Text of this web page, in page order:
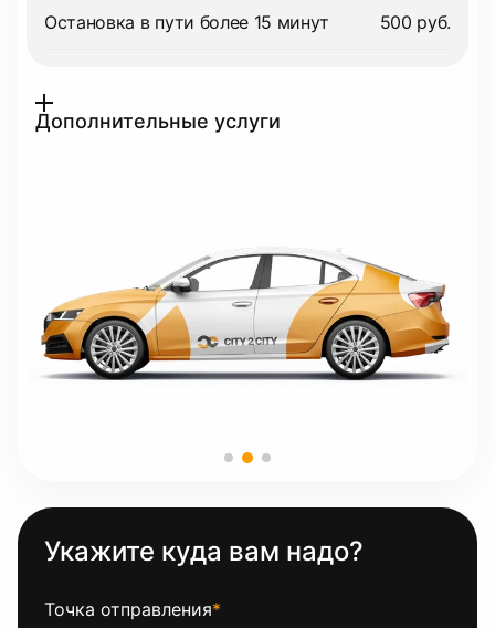
Остановка в пути более 15 минут 500 руб.
Дополнительные услуги
Укажите куда вам надо?
Точка отправления*